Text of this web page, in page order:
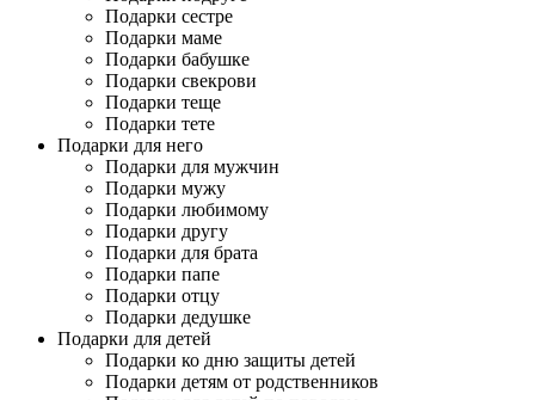
Подарки сестре
Подарки маме
Подарки бабушке
Подарки свекрови
Подарки теще
Подарки тете
Подарки для него
Подарки для мужчин
Подарки мужу
Подарки любимому
Подарки другу
Подарки для брата
Подарки папе
Подарки отцу
Подарки дедушке
Подарки для детей
Подарки ко дню защиты детей
Подарки детям от родственников